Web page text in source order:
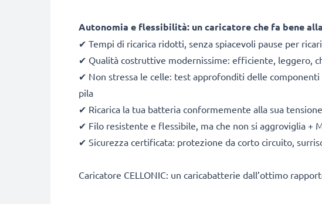
Autonomia e flessibilità: un caricatore che fa bene
✔ Tempi di ricarica ridotti, senza spiacevoli pause per
✔ Qualità costruttive modernissime: efficiente, leggero,
✔ Non stressa le celle: test approfonditi delle
pila
✔ Ricarica la tua batteria conformemente alla sua
✔ Filo resistente e flessibile, ma che non si aggroviglia +
✔ Sicurezza certificata: protezione da corto circuito,
Caricatore CELLONIC: un caricabatterie dall’ottimo